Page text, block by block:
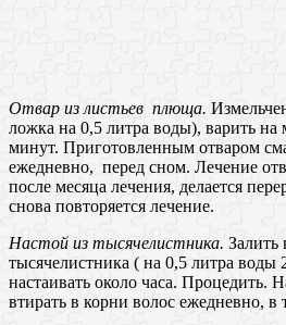
Отвар из листьев плюща.
ложка на 0,5 литра воды), варить на
минут. Приготовленным отваром
ежедневно, перед сном. Лечение
после месяца лечения, делается
снова повторяется лечение.
Настой из тысячелистника. Залить
тысячелистника ( на 0,5 литра воды
настаивать около часа. Процедить.
втирать в корни волос ежедневно, в